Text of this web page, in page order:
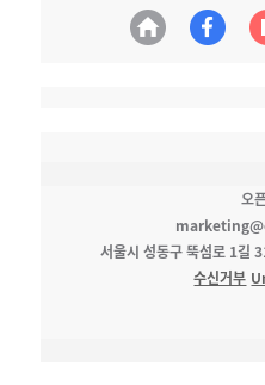
오
서울시 성동구 뚝섬로 1
수신거부